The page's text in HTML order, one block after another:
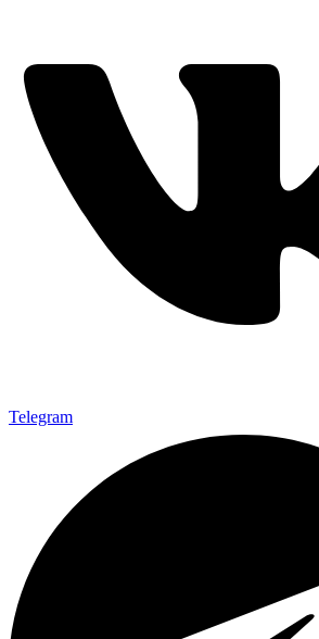
Telegram